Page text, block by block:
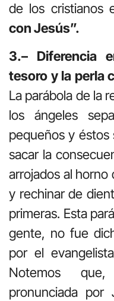
de los cristianos
con Jesús”.
3.– Diferencia
tesoro y la perla
La parábola de la
los ángeles
pequeños y éstos
sacar la
arrojados al
y rechinar de
primeras. Esta
gente, no fue
por el
Notemos
pronunciada por